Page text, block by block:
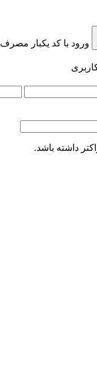
ورود با کد یکبار مصرف